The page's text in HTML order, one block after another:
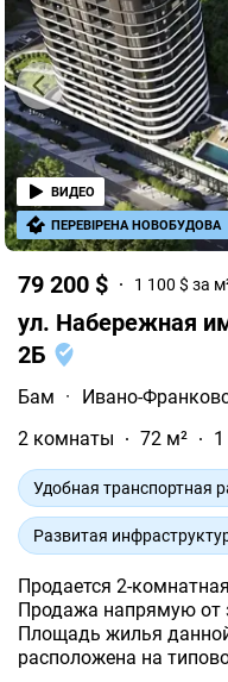
79 200 $ 1 100 $ за
ул. Набережная
2Б
Бам · Ивано-
2 комнаты
72 м²
Удобная транспортная
Развитая
Продается 2-
Продажа напрямую от
Площадь жилья данной
расположена на
ВИДЕО
ПЕРЕВІРЕНА НОВОБУДОВА